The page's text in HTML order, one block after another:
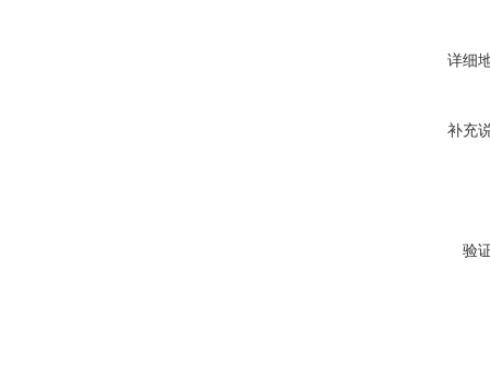
详细
补充
验